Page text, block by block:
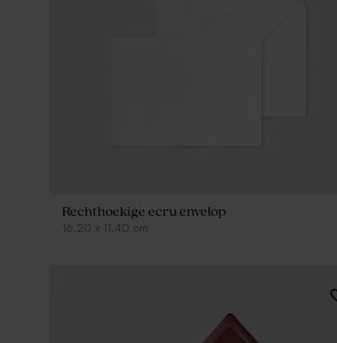
Rechthoekige ecru envelop
16,20 x 11,40 cm